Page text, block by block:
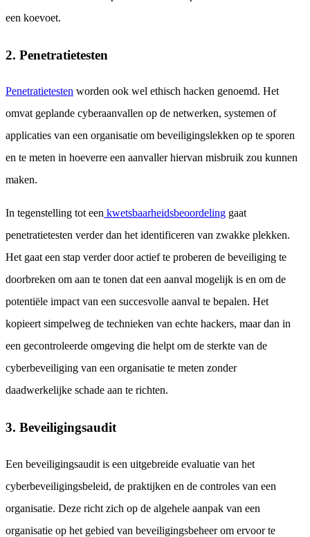
een koevoet.
2. Penetratietesten
Penetratietesten worden ook wel ethisch hacken genoemd. Het
omvat geplande cyberaanvallen op de netwerken, systemen of
applicaties van een organisatie om beveiligingslekken op te sporen
en te meten in hoeverre een aanvaller hiervan misbruik zou kunnen
maken.
In tegenstelling tot een kwetsbaarheidsbeoordeling gaat
penetratietesten verder dan het identificeren van zwakke plekken.
Het gaat een stap verder door actief te proberen de beveiliging te
doorbreken om aan te tonen dat een aanval mogelijk is en om de
potentiële impact van een succesvolle aanval te bepalen. Het
kopieert simpelweg de technieken van echte hackers, maar dan in
een gecontroleerde omgeving die helpt om de sterkte van de
cyberbeveiliging van een organisatie te meten zonder
daadwerkelijke schade aan te richten.
3. Beveiligingsaudit
Een beveiligingsaudit is een uitgebreide evaluatie van het
cyberbeveiligingsbeleid, de praktijken en de controles van een
organisatie. Deze richt zich op de algehele aanpak van een
organisatie op het gebied van beveiligingsbeheer om ervoor te